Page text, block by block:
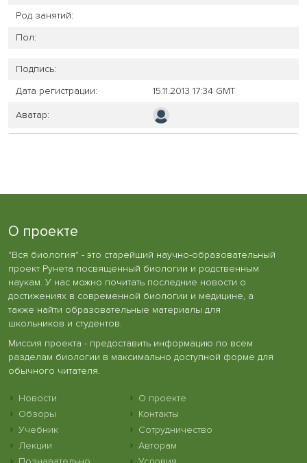
Род занятий:
Пол:
Подпись:
Дата регистрации:
15.11.2013 17:34 GMT
Аватар:
О проекте
"Вся биология" - это старейший научно-образовательный
проект Рунета посвященный биологии и родственным
наукам. У нас можно почитать последние новости о
достижениях в современной биологии и медицине, а
также найти образовательные материалы для
школьников и студентов.
Миссия проекта - предоставить информацию по всем
разделам биологии в максимально доступной форме для
обычного читателя.
Новости
Обзоры
Учебник
Лекции
О проекте
Контакты
Сотрудничество
Авторам